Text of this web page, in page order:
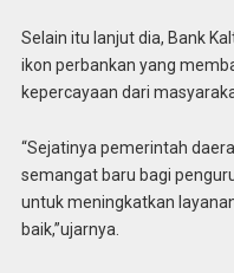
Selain itu lanjut dia, Bank
ikon perbankan yang
kepercayaan dari
“Sejatinya pemerintah
semangat baru bagi
untuk meningkatkan
baik,”ujarnya.